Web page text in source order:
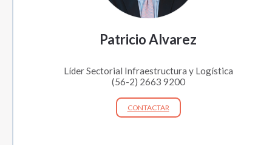
Patricio Alvarez
Líder Sectorial Infraestructura y Logística
(56-2) 2663 9200
CONTACTAR